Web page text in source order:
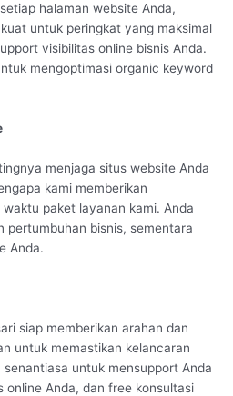
halaman website Anda,
untuk peringkat yang maksimal
visibilitas online bisnis Anda.
mengoptimasi organic keyword
menjaga situs website Anda
kami memberikan
paket layanan kami. Anda
pertumbuhan bisnis, sementara
Anda.
siap memberikan arahan dan
untuk memastikan kelancaran
untuk mensupport Anda
online Anda, dan free konsultasi